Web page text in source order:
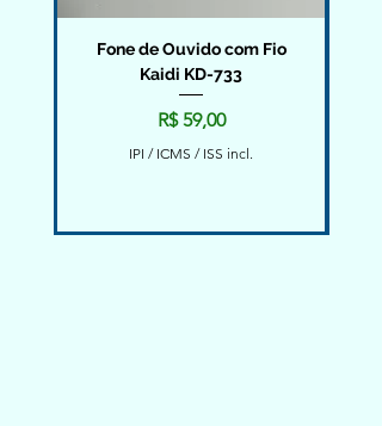
Fone de Ouvido com Fio
Kaidi KD-733
Preço
R$ 59,00
IPI / ICMS / ISS incl.